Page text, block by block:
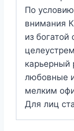
По
внимания
из богатой
карьерный
любовные
мелким
Для лиц